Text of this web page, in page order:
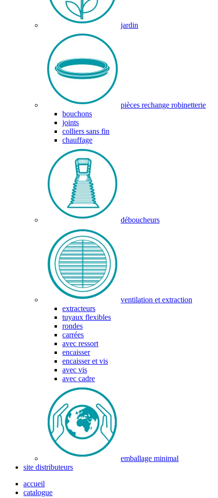
jardin
pièces rechange robinetterie
bouchons
joints
colliers sans fin
chauffage
déboucheurs
ventilation et extraction
extracteurs
tuyaux flexibles
rondes
carrées
avec ressort
encaisser
encaisser et vis
avec vis
avec cadre
emballage minimal
site distributeurs
accueil
catalogue